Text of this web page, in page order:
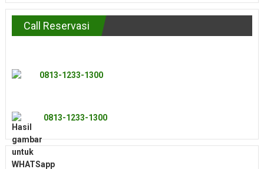
Call Reservasi
0813-1233-1300
0813-1233-1300